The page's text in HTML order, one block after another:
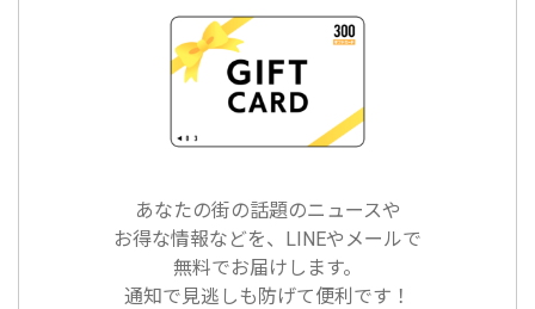
あなたの街の話題のニュースや
お得な情報などを、LINEやメールで
無料でお届けします。
通知で見逃しも防げて便利です！